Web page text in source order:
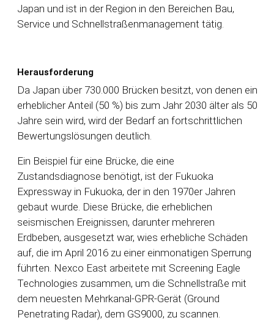
Japan und ist in der Region in den Bereichen Bau,
Service und Schnellstraßenmanagement tätig.
Herausforderung
Da Japan über 730.000 Brücken besitzt, von denen ein
erheblicher Anteil (50 %) bis zum Jahr 2030 älter als 50
Jahre sein wird, wird der Bedarf an fortschrittlichen
Bewertungslösungen deutlich.
Ein Beispiel für eine Brücke, die eine
Zustandsdiagnose benötigt, ist der Fukuoka
Expressway in Fukuoka, der in den 1970er Jahren
gebaut wurde. Diese Brücke, die erheblichen
seismischen Ereignissen, darunter mehreren
Erdbeben, ausgesetzt war, wies erhebliche Schäden
auf, die im April 2016 zu einer einmonatigen Sperrung
führten. Nexco East arbeitete mit Screening Eagle
Technologies zusammen, um die Schnellstraße mit
dem neuesten Mehrkanal-GPR-Gerät (Ground
Penetrating Radar), dem GS9000, zu scannen.